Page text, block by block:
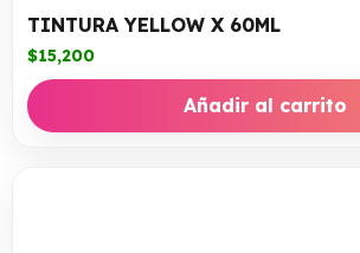
TINTURA YELLOW X 60ML
$15,200
Añadir al carrito